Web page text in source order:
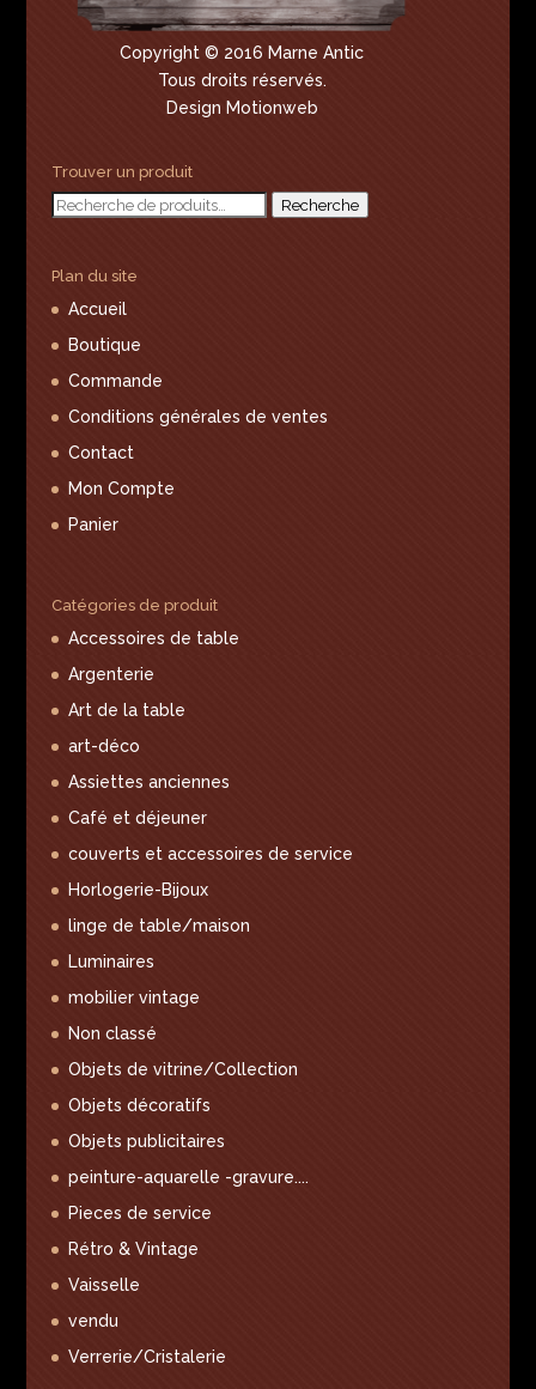
Copyright © 2016 Marne Antic
Tous droits réservés.
Design Motionweb
Trouver un produit
Recherche
Recherche
Plan du site
Accueil
Boutique
Commande
Conditions générales de ventes
Contact
Mon Compte
Panier
Catégories de produit
Accessoires de table
Argenterie
Art de la table
art-déco
Assiettes anciennes
Café et déjeuner
couverts et accessoires de service
Horlogerie-Bijoux
linge de table/maison
Luminaires
mobilier vintage
Non classé
Objets de vitrine/Collection
Objets décoratifs
Objets publicitaires
peinture-aquarelle -gravure....
Pieces de service
Rétro & Vintage
Vaisselle
vendu
Verrerie/Cristalerie